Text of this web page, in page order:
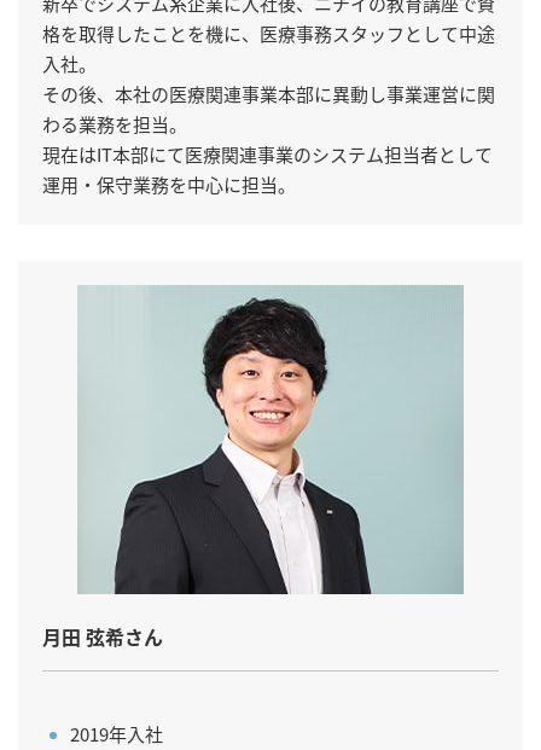
格を取得したことを機に、医療事務スタッフとして中途
入社。
その後、本社の医療関連事業本部に異動し事業運営に関
わる業務を担当。
現在はIT本部にて医療関連事業のシステム担当者として
運用・保守業務を中心に担当。
月田 弦希さん
2019年入社